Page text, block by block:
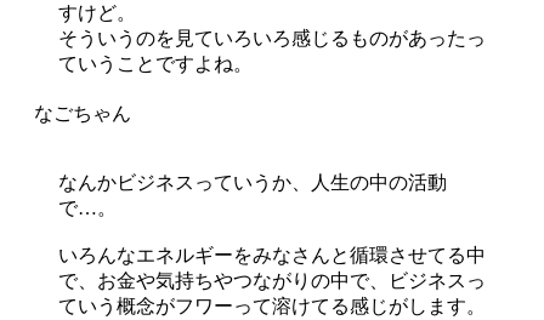
すけど。
そういうのを見ていろいろ感じるものがあったっ
ていうことですよね。
なんかビジネスっていうか、人生の中の活動
で…。
いろんなエネルギーをみなさんと循環させてる中
で、お金や気持ちやつながりの中で、ビジネスっ
ていう概念がフワーって溶けてる感じがします。